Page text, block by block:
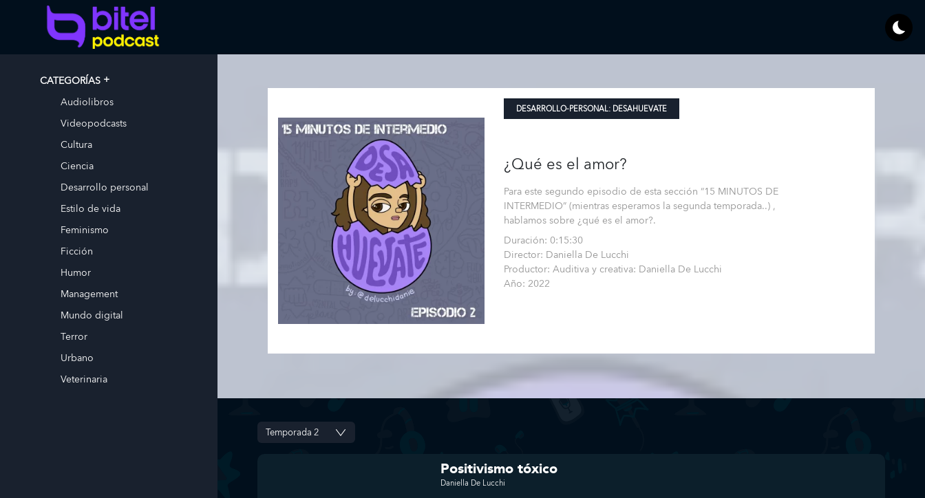
CATEGORÍAS
Audiolibros
Videopodcasts
Cultura
Ciencia
Desarrollo personal
Estilo de vida
Feminismo
Ficción
Humor
Management
Mundo digital
Terror
Urbano
Veterinaria
DESARROLLO-PERSONAL: DESAHUEVATE
¿Qué es el amor?
Para este segundo episodio de esta sección “15 MINUTOS DE
INTERMEDIO” (mientras esperamos la segunda temporada..) ,
hablamos sobre ¿qué es el amor?.
Duración: 0:15:30
Director: Daniella De Lucchi
Productor: Auditiva y creativa: Daniella De Lucchi
Año: 2022
Positivismo tóxico
Daniella De Lucchi